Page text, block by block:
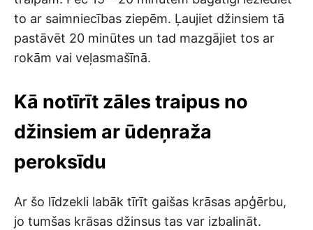
to ar saimniecības ziepēm. Ļaujiet džinsiem tā
pastāvēt 20 minūtes un tad mazgājiet tos ar
rokām vai veļasmašīnā.
Kā notīrīt zāles traipus no
džinsiem ar ūdeņraža
peroksīdu
Ar šo līdzekli labāk tīrīt gaišas krāsas apģērbu,
jo tumšas krāsas džinsus tas var izbalināt.